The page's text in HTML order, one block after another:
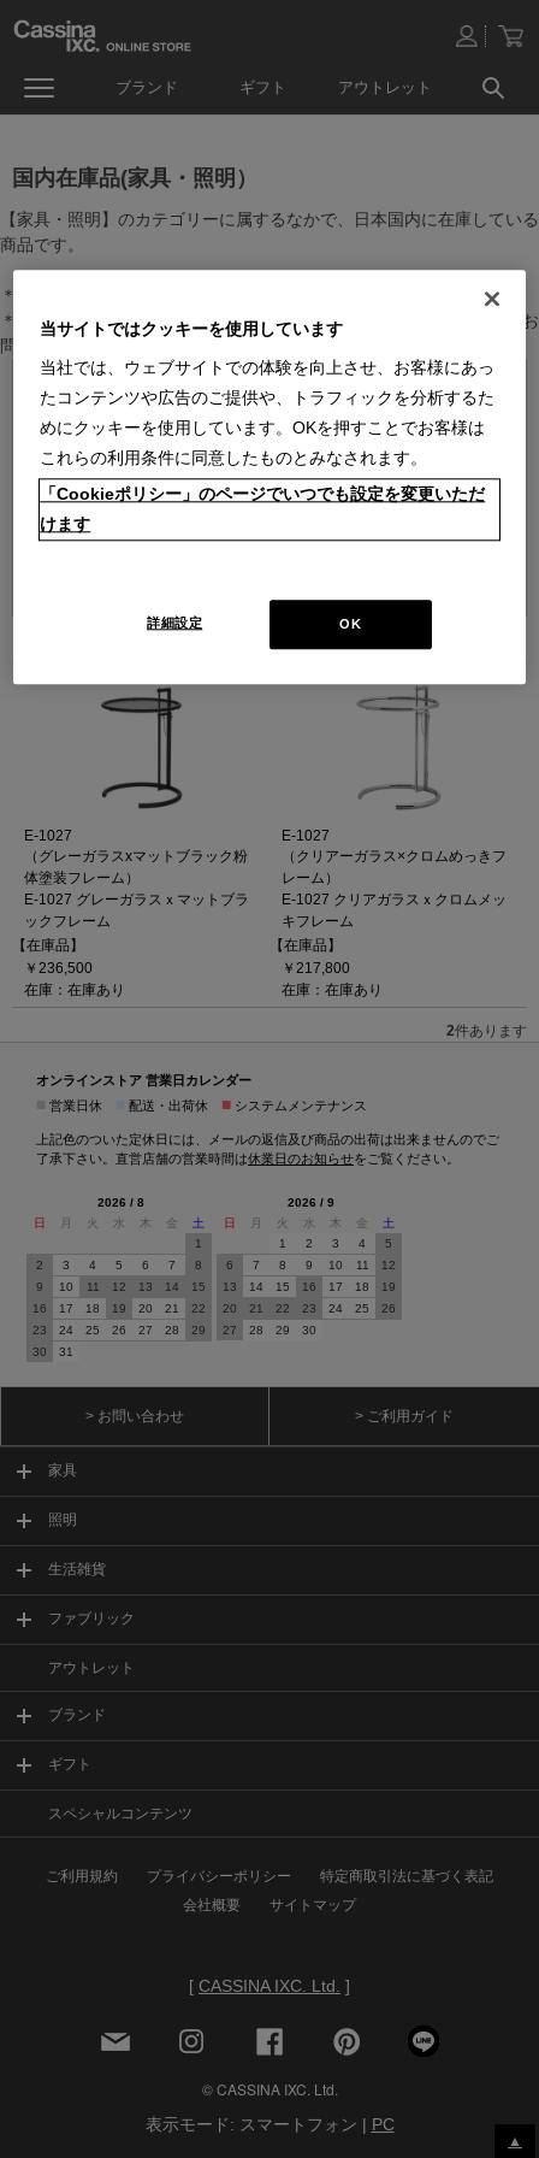
ブランド ギフト アウトレット
国内在庫品(家具・照明）
【家具・照明】のカテゴリーに属するなかで、日本国内に在庫している
商品です。
＊絞り込み機能で商品検索することができます。
＊全店舗で在庫を共有しておりますので、最新の在庫状況についてはお
問い合わせください。
E-1027
（グレーガラスxマットブラック粉
体塗装フレーム）
E-1027 グレーガラスｘマットブラ
ックフレーム
【在庫品】
￥236,500
在庫：在庫あり
E-1027
（クリアーガラス×クロムめっきフ
レーム）
E-1027 クリアガラスｘクロムメッ
キフレーム
【在庫品】
￥217,800
在庫：在庫あり
2件あります
▲
オンラインストア 営業日カレンダー
営業日休 配送・出荷休 ■ システムメンテナンス
上記色のついた定休日には、メールの返信及び商品の出荷は出来ませんのでご
了承下さい。直営店舗の営業時間は休業日のお知らせをご覧ください。
2026 / 8
日
月 火 水 木 金
土
1
2
3 4 5 6 7
8
9
10 11 12 13 14
15
16
17 18 19 20 21
22
23
24 25 26 27 28
29
30
31
2026 / 9
日
月 火 水 木 金
土
1
2 3 4
5
6
7 8 9 10 11
12
13
14 15 16 17 18
19
20
21 22 23 24 25
26
27
28 29 30
> お問い合わせ > ご利用ガイド
家具
照明
生活雑貨
ファブリック
アウトレット
ブランド
ギフト
スペシャルコンテンツ
ご利用規約 プライバシーポリシー
特定商取引法に基づく表記
会社概要
サイトマップ
[ CASSINA IXC. Ltd. ]
© CASSINA IXC. Ltd.
表示モード: スマートフォン | PC
当サイトではクッキーを使用しています
当社では、ウェブサイトでの体験を向上させ、お客様にあっ
たコンテンツや広告のご提供や、トラフィックを分析するた
めにクッキーを使用しています。OKを押すことでお客様は
これらの利用条件に同意したものとみなされます。
「Cookieポリシー」のページでいつでも設定を変更いただ
けます
OK
詳細設定